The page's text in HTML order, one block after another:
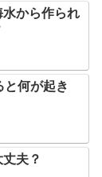
水から作られ
と何が起き
夫？